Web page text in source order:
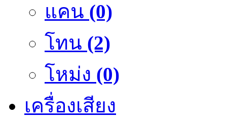
แคน (0)
โทน (2)
โหม่ง (0)
เครื่องเสียง